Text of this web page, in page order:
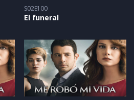
S02E100
El funeral